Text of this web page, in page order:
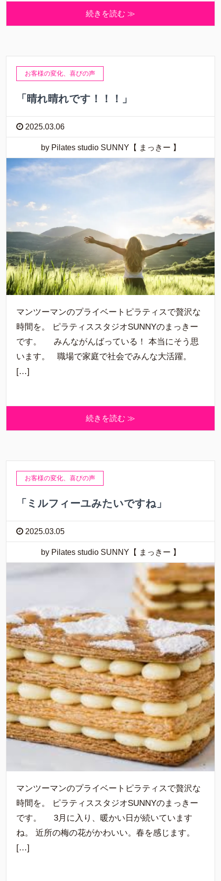
続きを読む ≫
お客様の変化、喜びの声
「晴れ晴れです！！！」
2025.03.06
by Pilates studio SUNNY【 まっきー 】
マンツーマンのプライベートピラティスで贅沢な
時間を。 ピラティススタジオSUNNYのまっきー
です。 みんながんばっている！ 本当にそう思
います。 職場で家庭で社会でみんな大活躍。
[…]
続きを読む ≫
お客様の変化、喜びの声
「ミルフィーユみたいですね」
2025.03.05
by Pilates studio SUNNY【 まっきー 】
マンツーマンのプライベートピラティスで贅沢な
時間を。 ピラティススタジオSUNNYのまっきー
です。 3月に入り、暖かい日が続いています
ね。 近所の梅の花がかわいい。春を感じます。
[…]